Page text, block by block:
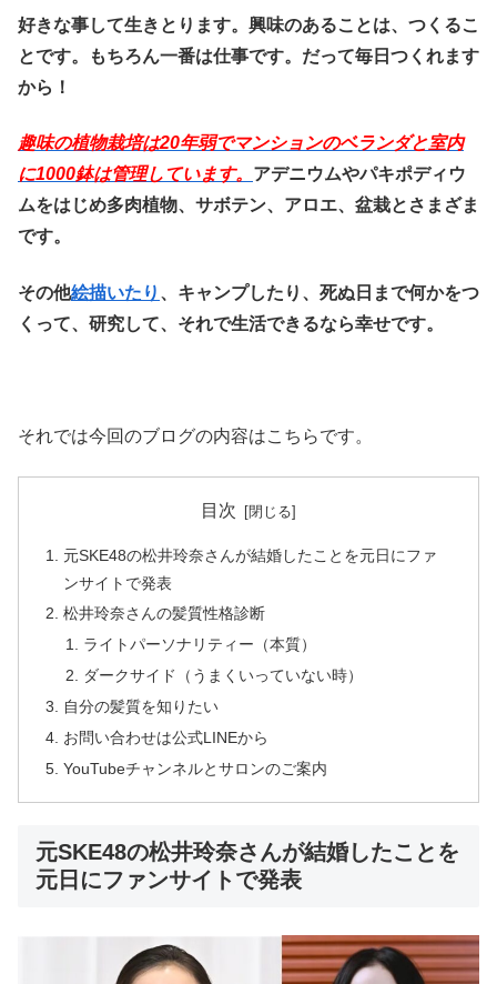
好きな事して生きとります。興味のあることは、つくるこ
とです。もちろん一番は仕事です。だって毎日つくれます
から！
趣味の植物栽培は20年弱でマンションのベランダと室内
に1000鉢は管理しています。 アデニウムやパキポディウ
ムをはじめ多肉植物、サボテン、アロエ、盆栽とさまざま
です。
その他絵描いたり 、キャンプしたり、死ぬ日まで何かをつ
くって、研究して、それで生活できるなら幸せです。
それでは今回のブログの内容はこちらです。
目次
元SKE48の松井玲奈さんが結婚したことを元日にファ
ンサイトで発表
松井玲奈さんの髪質性格診断
ライトパーソナリティー（本質）
ダークサイド（うまくいっていない時）
自分の髪質を知りたい
お問い合わせは公式LINEから
YouTubeチャンネルとサロンのご案内
元SKE48の松井玲奈さんが結婚したことを
元日にファンサイトで発表